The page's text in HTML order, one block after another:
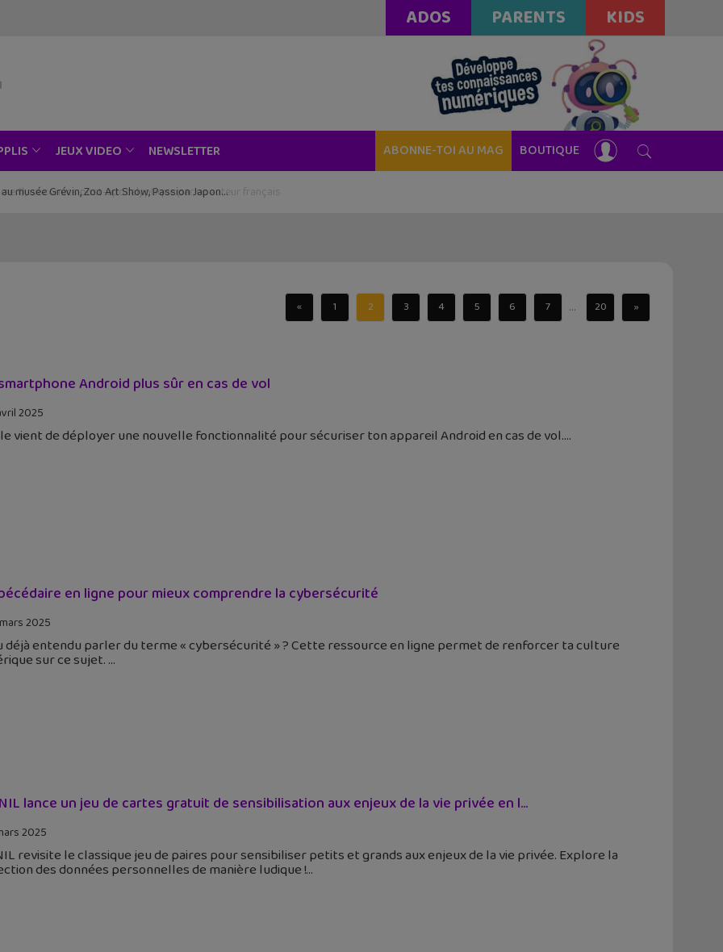
ADOS PARENTS KIDS
JEUX VIDEO NEWSLETTER ABONNE-TOI AU MAG BOUTIQUE
musée Grévin, Zoo Art Show, Passion Japon…
« 1 2 3 4 5 6 7 ... 20 »
Android plus sûr en cas de vol
2025
vient de déployer une nouvelle fonctionnalité pour sécuriser ton appareil Android en cas de vol.
en ligne pour mieux comprendre la cybersécurité
2025
déjà entendu parler du terme « cybersécurité » ? Cette ressource en ligne permet de renforcer ta culture
sur ce sujet.
lance un jeu de cartes gratuit de sensibilisation aux enjeux de la vie privée en l...
2025
revisite le classique jeu de paires pour sensibiliser petits et grands aux enjeux de la vie privée. Explore la
des données personnelles de manière ludique !